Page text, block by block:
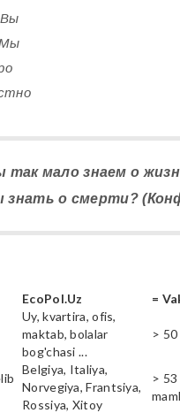
Вы
Мы
так мало знаем о
о смерти?
EcoPol.Uz =
Uy, kvartira, ofis,
maktab, bolalar
bog'chasi ...
>
Belgiya, Italiya,
Norvegiya, Frantsiya,
Rossiya, Xitoy
> 53